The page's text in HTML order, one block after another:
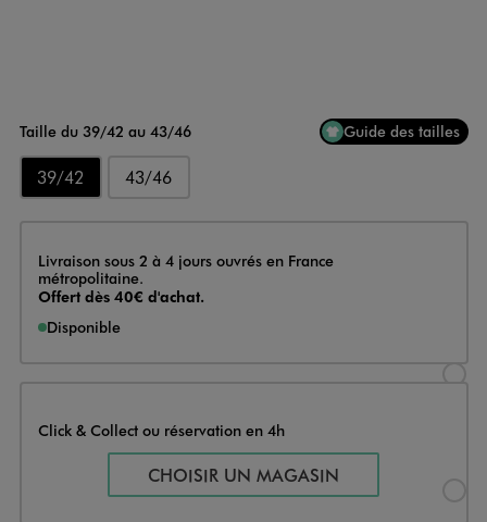
Taille du 39/42 au 43/46 Guide des tailles
39/42 43/46
Livraison
Livraison sous 2 à 4 jours ouvrés en France
métropolitaine.
Offert dès 40€ d'achat.
Disponible
Click & Collect ou réservation en 4h
Sélectionner l’option de
CHOISIR UN MAGASIN